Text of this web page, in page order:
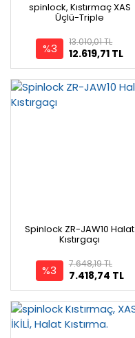
spinlock, Kıstırmaç XAS
Üçlü-Triple
%3 12.619,71 TL
13.010,01 TL
Spinlock ZR-JAW10 Halat
Kıstırgaçı
%3 7.418,74 TL
7.648,19 TL